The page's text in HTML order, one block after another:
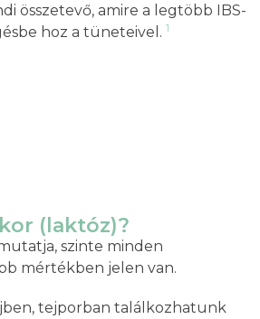
összetevő, amire a legtöbb IBS-
hoz a tüneteivel. 1
(laktóz)?
szinte minden
mértékben jelen van.
tejporban találkozhatunk